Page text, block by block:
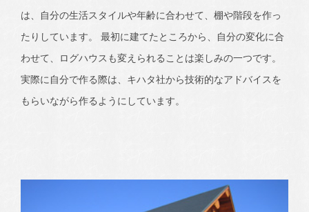
は、自分の生活スタイルや年齢に合わせて、棚や階段を作っ
たりしています。 最初に建てたところから、自分の変化に合
わせて、ログハウスも変えられることは楽しみの一つです。
実際に自分で作る際は、キハタ社から技術的なアドバイスを
もらいながら作るようにしています。